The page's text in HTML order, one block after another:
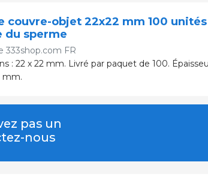
couvre-objet 22x22 mm 100
du sperme
333shop.com FR
: 22 x 22 mm. Livré par paquet de 100.
mm.
pas un
nous